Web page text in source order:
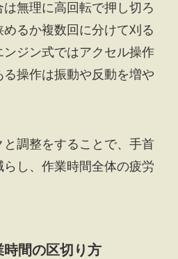
無理に高回転で押し切ろ
るか複数回に分けて刈る
ンジン式ではアクセル操作
操作は振動や反動を増や
調整をすることで、手首
し、作業時間全体の疲労
間の区切り方